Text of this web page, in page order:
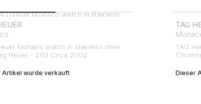
Monaco watch in stainless steel
Heuer - 2113 Circa 2002
Artikel wurde verkauft
TAG
TAG
Dieser